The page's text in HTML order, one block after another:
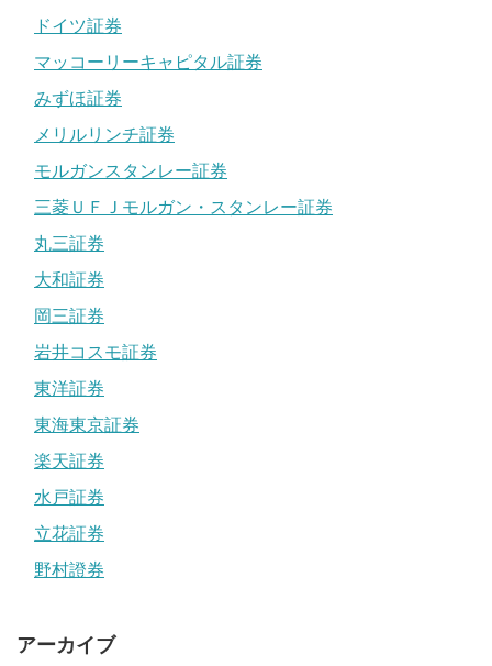
ドイツ証券
マッコーリーキャピタル証券
みずほ証券
メリルリンチ証券
モルガンスタンレー証券
三菱ＵＦＪモルガン・スタンレー証券
丸三証券
大和証券
岡三証券
岩井コスモ証券
東洋証券
東海東京証券
楽天証券
水戸証券
立花証券
野村證券
アーカイブ